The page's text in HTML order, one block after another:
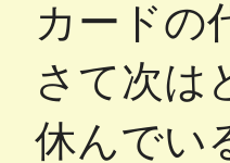
カードの
さて次は
休んでい